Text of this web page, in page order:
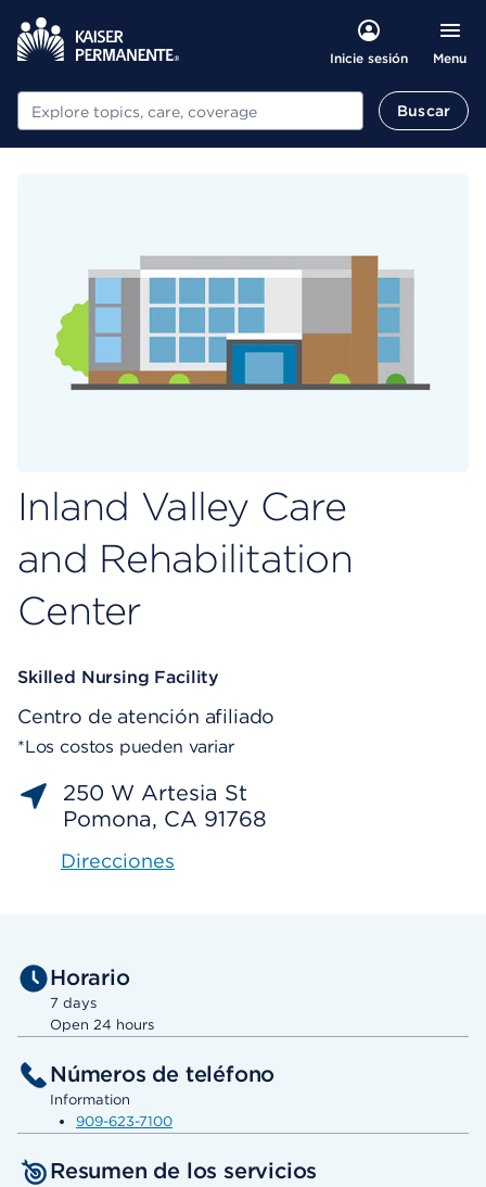
Inicie sesión Menu
Buscar Buscar
Inland Valley Care
and Rehabilitation
Center
Skilled Nursing Facility
Centro de atención afiliado
*Los costos pueden variar
250 W Artesia St
Pomona, CA 91768
Direcciones
Horario
7 days
Open 24 hours
Números de teléfono
Information
909-623-7100
Resumen de los servicios